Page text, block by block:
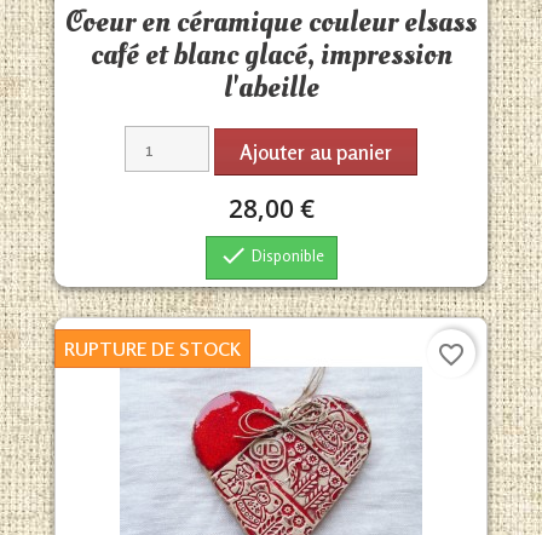
Coeur en céramique couleur elsass
café et blanc glacé, impression
l'abeille
Ajouter au panier
28,00 €
 Disponible
RUPTURE DE STOCK favorite_border